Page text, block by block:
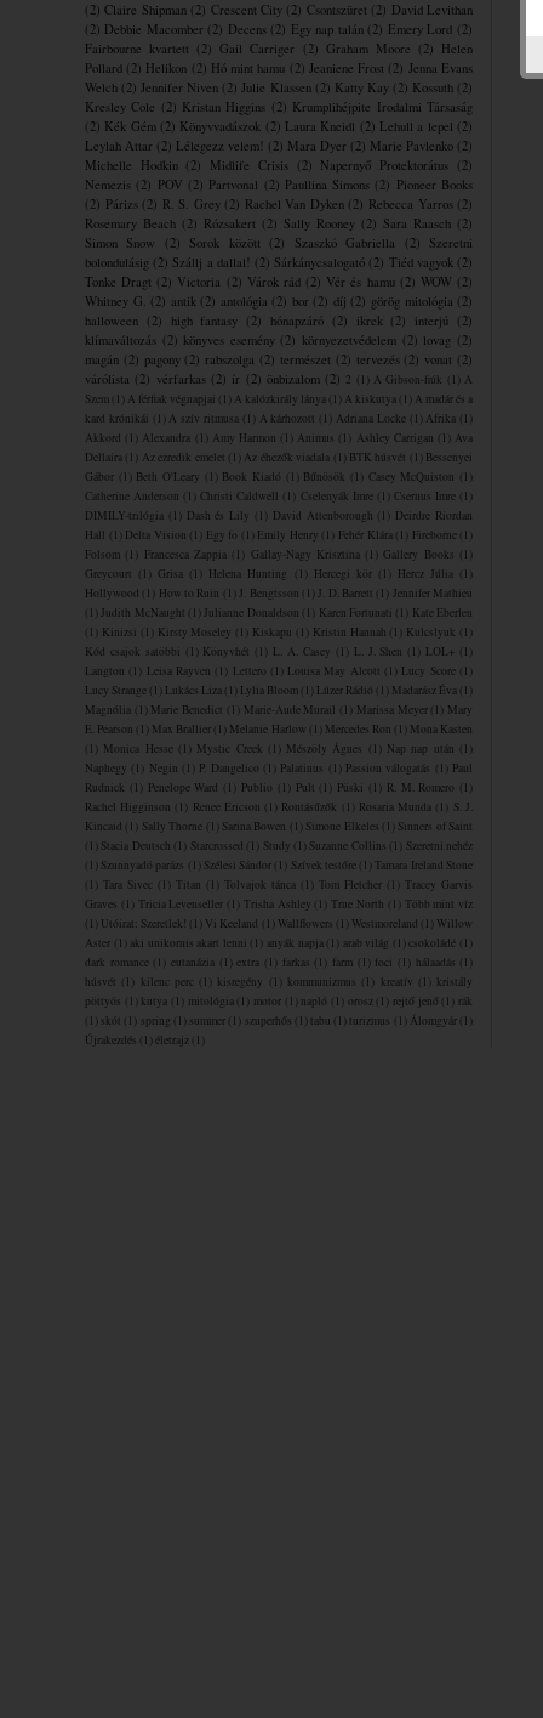
(2) Claire Shipman (2) Crescent City (2) Csontszüret (2) David Levithan
(2) Debbie Macomber (2) Decens (2) Egy nap talán (2) Emery Lord (2)
Fairbourne kvartett (2) Gail Carriger (2) Graham Moore (2) Helen
Pollard (2) Helikon (2) Hó mint hamu (2) Jeaniene Frost (2) Jenna Evans
Welch (2) Jennifer Niven (2) Julie Klassen (2) Katty Kay (2) Kossuth (2)
Kresley Cole (2) Kristan Higgins (2) Krumplihéjpite ​Irodalmi Társaság
(2) Kék Gém (2) Könyvvadászok (2) Laura Kneidl (2) Lehull a lepel (2)
Leylah Attar (2) Lélegezz velem! (2) Mara Dyer (2) Marie Pavlenko (2)
Michelle Hodkin (2) Midlife Crisis (2) Napernyő Protektorátus (2)
Nemezis (2) POV (2) Partvonal (2) Paullina Simons (2) Pioneer Books
(2) Párizs (2) R. S. Grey (2) Rachel Van Dyken (2) Rebecca Yarros (2)
Rosemary Beach (2) Rózsakert (2) Sally Rooney (2) Sara Raasch (2)
Simon Snow
(2) Sorok között (2) Szaszkó Gabriella (2)
Szeretni
bolondulásig (2) Szállj a dallal! (2) Sárkánycsalogató (2) Tiéd vagyok (2)
Tonke Dragt (2) Victoria (2) Várok rád (2) Vér és hamu (2) WOW (2)
Whitney G. (2) antik (2) antológia (2) bor (2) díj (2) görög mitológia (2)
halloween (2) high fantasy (2) hónapzáró (2) ikrek (2) interjú (2)
klímaváltozás (2) könyves esemény (2) környezetvédelem (2) lovag (2)
magán (2) pagony (2) rabszolga (2) természet (2) tervezés (2) vonat (2)
várólista (2) vérfarkas (2) ír (2) önbizalom (2) 2 (1) A Gibson-fiúk (1) A
Szem (1) A férfiak végnapjai (1) A kalózkirály lánya (1) A kiskutya (1) A madár és a
kard krónikái
(1) A szív ritmusa (1) A ​kárhozott (1) Adriana Locke (1) Afrika
(1)
Akkord
(1) Alexandra (1) Amy Harmon (1) Animus (1) Ashley Carrigan (1) Ava
Dellaira (1) Az ezredik emelet (1) Az éhezők viadala (1) BTK húsvét (1) Bessenyei
Gábor
(1) Beth O'Leary (1) Book Kiadó (1) Bűnösök (1) Casey McQuiston
(1)
Catherine Anderson
(1) Christi Caldwell (1) Cselenyák Imre (1) Csernus Imre
(1)
DIMILY-trilógia
(1) Dash és Lily (1) David Attenborough (1) Deirdre Riordan
Hall
(1) Delta Vision (1) Egy fo (1) Emily Henry (1) Fehér Klára (1) Fireborne (1)
Folsom
(1) Francesca Zappia (1) Gallay-Nagy Krisztina (1) Gallery Books
(1)
Greycourt
(1) Grisa (1) Helena Hunting (1) Hercegi kör (1) Hercz Júlia
(1)
Hollywood
(1) How to Ruin (1)J. Bengtsson (1)J. D. Barrett (1) Jennifer Mathieu
(1)Judith McNaught (1)Julianne Donaldson (1) Karen Fortunati (1) Kate Eberlen
(1) Kinizsi (1) Kirsty Moseley (1) Kiskapu (1) Kristin Hannah (1) Kulcslyuk
(1)
Kód csajok satöbbi
(1) Könyvhét (1) L. A. Casey (1) L. J. Shen (1) LOL+
(1)
Langton
(1) Leisa Rayven (1) Lettero (1) Louisa May Alcott (1) Lucy Score
(1)
Lucy Strange (1) Lukács Liza (1) Lylia Bloom (1) Lúzer Rádió (1) Madarász Éva (1)
Magnólia
(1) Marie Benedict (1) Marie-Aude Murail (1) Marissa Meyer (1) Mary
E. Pearson
(1) Max Brallier (1) Melanie Harlow (1) Mercedes Ron (1) Mona Kasten
(1) Monica Hesse (1) Mystic Creek (1) Mészöly Ágnes (1) Nap nap után
(1)
Naphegy
(1) Negin (1) P. Dangelico (1) Palatinus (1) Passion válogatás (1) Paul
Rudnick
(1) Penelope Ward (1) Publio (1) Pult (1) Püski (1) R. M. Romero
(1)
Rachel Higginson
(1) Renee Ericson (1) Rontásűzők (1) Rosaria Munda (1) S. J.
Kincaid
(1) Sally Thorne (1) Sarina Bowen (1) Simone Elkeles (1) Sinners of Saint
(1) Stacia Deutsch (1) Starcrossed (1) Study (1) Suzanne Collins (1) Szeretni nehéz
(1) Szunnyadó parázs (1) Szélesi Sándor (1) Szívek testőre (1)Tamara Ireland Stone
(1) Tara Sivec (1) Titan (1) Tolvajok ​tánca (1) Tom Fletcher (1) Tracey Garvis
Graves
(1) Tricia Levenseller (1) Trisha Ashley (1) True North (1) Több mint víz
(1) Utóirat: Szeretlek! (1) Vi Keeland (1) Wallflowers (1) Westmoreland (1) Willow
Aster
(1) aki unikornis akart lenni (1) anyák napja (1) arab világ (1)csokoládé
(1)
dark romance
(1) eutanázia (1) extra (1) farkas (1) farm (1) foci (1) hálaadás
(1)
húsvét
(1) kilenc perc (1) kisregény (1) kommunizmus (1) kreatív (1) kristály
pöttyös
(1) kutya (1) mitológia (1) motor (1) napló (1) orosz (1) rejtő jenő (1) rák
(1) skót (1) spring (1) summer (1) szuperhős (1) tabu (1) turizmus (1) Álomgyár (1)
Újrakezdés
(1)életrajz (1)